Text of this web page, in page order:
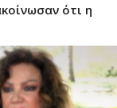
ότι η